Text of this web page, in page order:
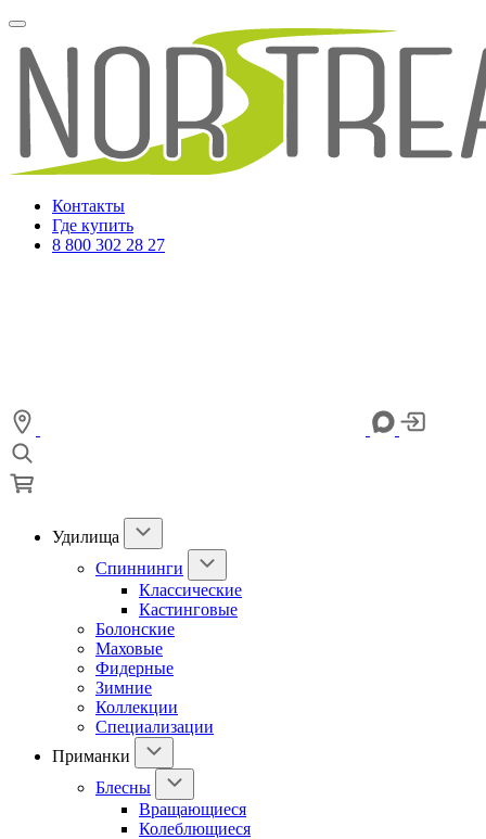
Контакты
Где купить
8 800 302 28 27
Удилища
Спиннинги
Классические
Кастинговые
Болонские
Маховые
Фидерные
Зимние
Коллекции
Специализации
Приманки
Блесны
Вращающиеся
Колеблющиеся